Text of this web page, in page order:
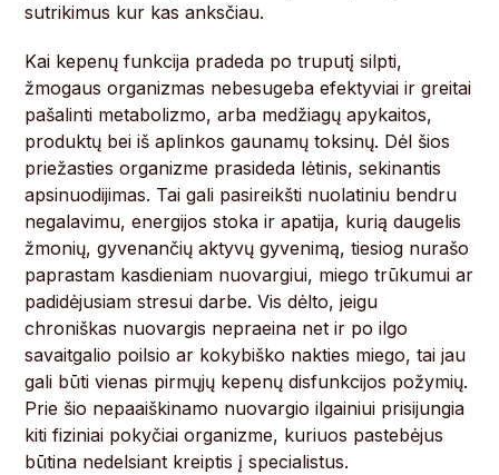
sutrikimus kur kas anksčiau.
Kai kepenų funkcija pradeda po truputį silpti,
žmogaus organizmas nebesugeba efektyviai ir greitai
pašalinti metabolizmo, arba medžiagų apykaitos,
produktų bei iš aplinkos gaunamų toksinų. Dėl šios
priežasties organizme prasideda lėtinis, sekinantis
apsinuodijimas. Tai gali pasireikšti nuolatiniu bendru
negalavimu, energijos stoka ir apatija, kurią daugelis
žmonių, gyvenančių aktyvų gyvenimą, tiesiog nurašo
paprastam kasdieniam nuovargiui, miego trūkumui ar
padidėjusiam stresui darbe. Vis dėlto, jeigu
chroniškas nuovargis nepraeina net ir po ilgo
savaitgalio poilsio ar kokybiško nakties miego, tai jau
gali būti vienas pirmųjų kepenų disfunkcijos požymių.
Prie šio nepaaiškinamo nuovargio ilgainiui prisijungia
kiti fiziniai pokyčiai organizme, kuriuos pastebėjus
būtina nedelsiant kreiptis į specialistus.